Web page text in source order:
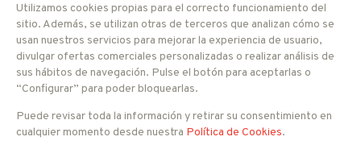
Lente
2.8 a 12 mm
Sensibilidad
0 Lux IR ON
Número de LEDs
24 unidades
Alcance
40 - 50 metros
Resolución
Relación S/R
Alimentación
12 V DC
Consumo
500 mA
Utilizamos cookies propias para el correcto funcionamiento del
sitio. Además, se utilizan otras de terceros que analizan cómo se
usan nuestros servicios para mejorar la experiencia de usuario,
divulgar ofertas comerciales personalizadas o realizar análisis de
sus hábitos de navegación. Pulse el botón para aceptarlas o
“Configurar” para poder bloquearlas.
Puede revisar toda la información y retirar su consentimiento en
cualquier momento desde nuestra Política de Cookies.